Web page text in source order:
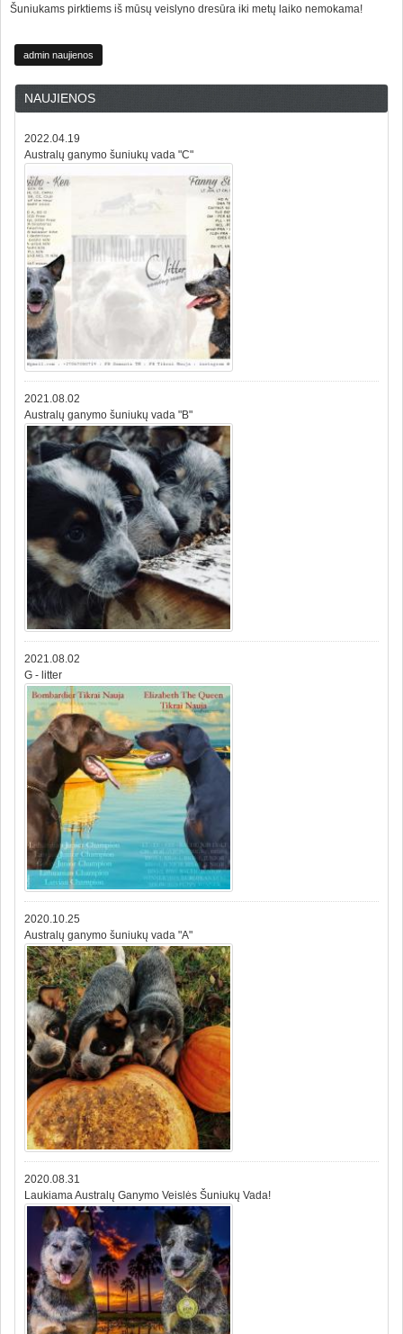
Šuniukams pirktiems iš mūsų veislyno dresūra iki metų laiko nemokama!
admin naujienos
NAUJIENOS
2022.04.19
Australų ganymo šuniukų vada "C"
2021.08.02
Australų ganymo šuniukų vada "B"
2021.08.02
G - litter
2020.10.25
Australų ganymo šuniukų vada "A"
2020.08.31
Laukiama Australų Ganymo Veislės Šuniukų Vada!